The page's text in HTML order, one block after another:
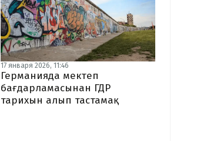
17 января 2026, 11:46
Германияда мектеп
бағдарламасынан ГДР
тарихын алып тастамақ